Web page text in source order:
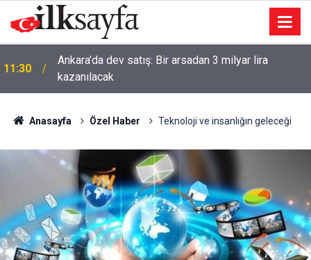
11:30
Ankara’da dev satış: Bir arsadan 3 milyar lira
kazanılacak
Anasayfa Özel Haber Teknoloji ve insanlığın geleceği